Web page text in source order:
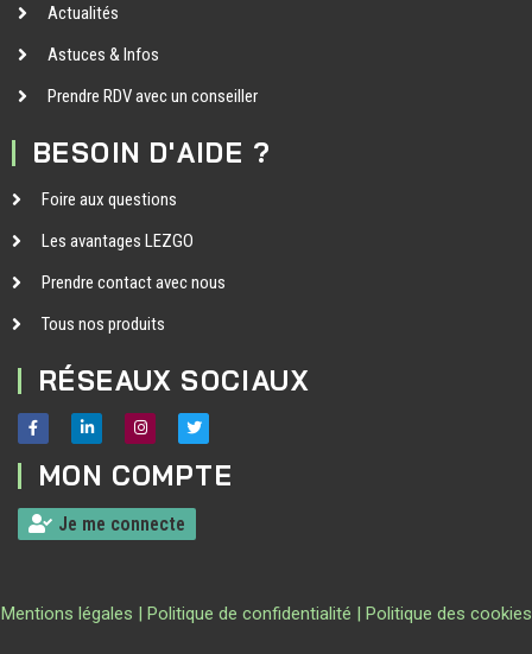
Actualités
Astuces & Infos
Prendre RDV avec un conseiller
BESOIN D'AIDE ?
Foire aux questions
Les avantages LEZGO
Prendre contact avec nous
Tous nos produits
RÉSEAUX SOCIAUX
MON COMPTE
Je me connecte
Mentions légales | Politique de confidentialité | Politique des cookies